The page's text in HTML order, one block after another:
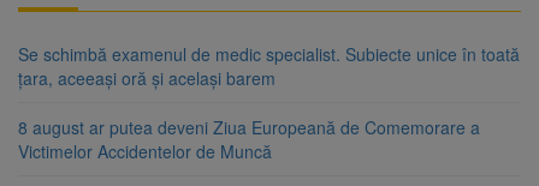
Se schimbă examenul de medic specialist. Subiecte unice în toată
țara, aceeași oră și același barem
8 august ar putea deveni Ziua Europeană de Comemorare a
Victimelor Accidentelor de Muncă